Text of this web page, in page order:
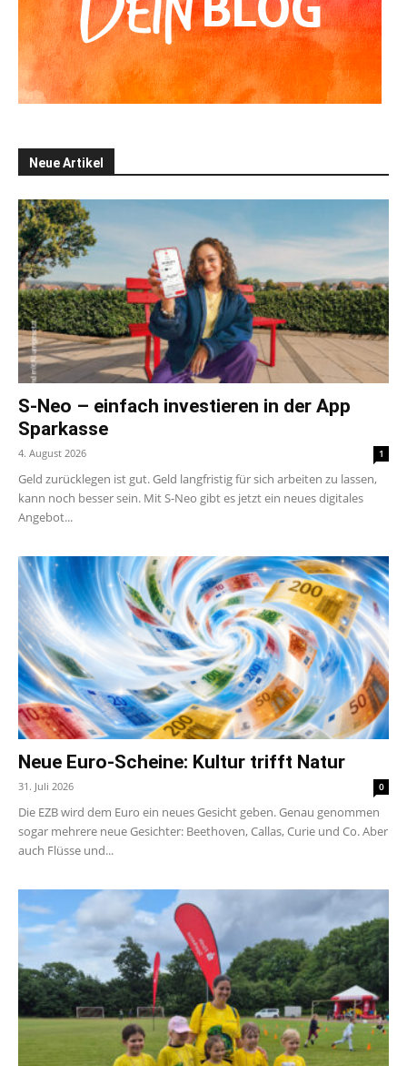
Neue Artikel
S-Neo – einfach investieren in der App
Sparkasse
4. August 2026 1
Geld zurücklegen ist gut. Geld langfristig für sich arbeiten zu lassen,
kann noch besser sein. Mit S-Neo gibt es jetzt ein neues digitales
Angebot...
Neue Euro-Scheine: Kultur trifft Natur
31. Juli 2026 0
Die EZB wird dem Euro ein neues Gesicht geben. Genau genommen
sogar mehrere neue Gesichter: Beethoven, Callas, Curie und Co. Aber
auch Flüsse und...